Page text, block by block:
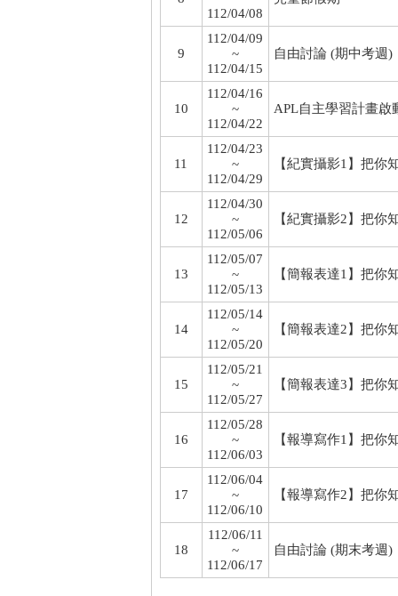
112/04/08
9
112/04/09
~
112/04/15
自由討論 (期中考週)
10
112/04/16
~
112/04/22
APL自主學習計畫啟
11
112/04/23
~
112/04/29
【紀實攝影1】把你
12
112/04/30
~
112/05/06
【紀實攝影2】把你
13
112/05/07
~
112/05/13
【簡報表達1】把你
14
112/05/14
~
112/05/20
【簡報表達2】把你
15
112/05/21
~
112/05/27
【簡報表達3】把你
16
112/05/28
~
112/06/03
【報導寫作1】把你
17
112/06/04
~
112/06/10
【報導寫作2】把你
18
112/06/11
~
112/06/17
自由討論 (期末考週)